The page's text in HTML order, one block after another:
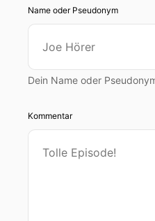
Name oder Pseudonym
Dein Name oder
Kommentar